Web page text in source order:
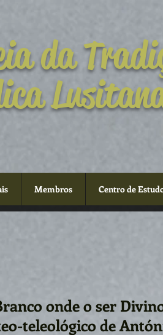
da
Membros Centro de
onde o ser
teleológico de